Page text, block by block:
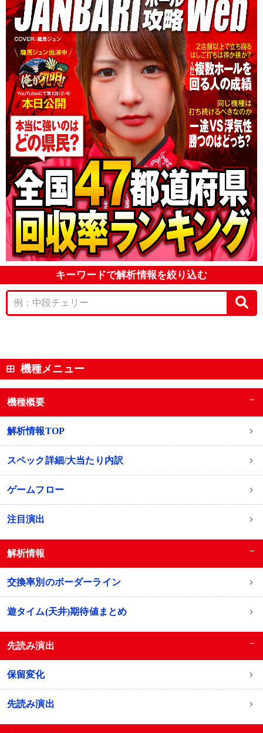
キーワードで解析情報を絞り込む
機種メニュー
機種概要 −
解析情報TOP
スペック詳細/大当たり内訳
ゲームフロー
注目演出
解析情報 −
交換率別のボーダーライン
遊タイム(天井)期待値まとめ
先読み演出 −
保留変化
先読み演出